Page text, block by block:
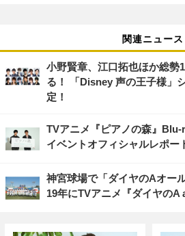
関連ニュース
小野賢章、江口拓也ほか総勢
る！ 「Disney 声の王子様」
定！
TVアニメ『ピアノの森』
イベントオフィシャルレポー
神宮球場で「ダイヤのAオー
19年にTVアニメ『ダイヤのA